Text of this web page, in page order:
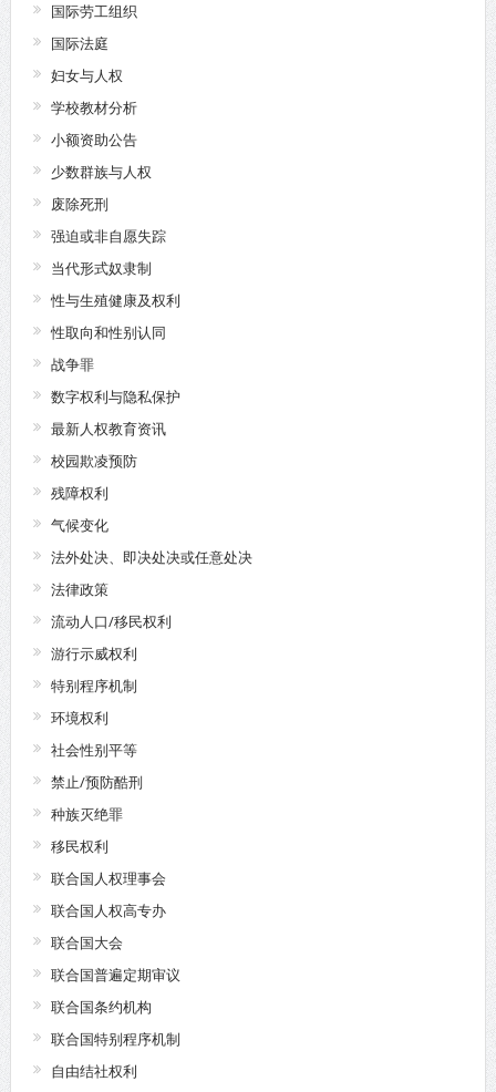
国际劳工组织
国际法庭
妇女与人权
学校教材分析
小额资助公告
少数群族与人权
废除死刑
强迫或非自愿失踪
当代形式奴隶制
性与生殖健康及权利
性取向和性别认同
战争罪
数字权利与隐私保护
最新人权教育资讯
校园欺凌预防
残障权利
气候变化
法外处决、即决处决或任意处决
法律政策
流动人口/移民权利
游行示威权利
特别程序机制
环境权利
社会性别平等
禁止/预防酷刑
种族灭绝罪
移民权利
联合国人权理事会
联合国人权高专办
联合国大会
联合国普遍定期审议
联合国条约机构
联合国特别程序机制
自由结社权利